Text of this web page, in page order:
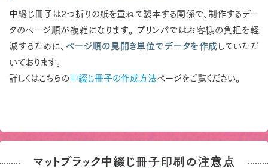
中綴じ冊子は2つ折りの紙を重ねて製本する関係で、制作するデー
タのページ順が複雑になります。 プリンパではお客様の負担を軽
減するために、 ページ順の見開き単位でデータを作成 していただ
いております。
詳しくはこちらの 中綴じ冊子の作成方法ページをご覧ください。
マットブラック中綴じ冊子印刷の注意点